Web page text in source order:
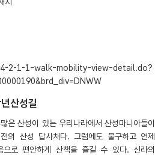
2-1-1-walk-mobility-view-detail.do?
산성길
은 산성이 있는 우리나라에서 산성마니아들이
의 산성 답사처다. 그럼에도 불구하고 언제
으로 편안하게 산책을 즐길 수 있다. 신라의